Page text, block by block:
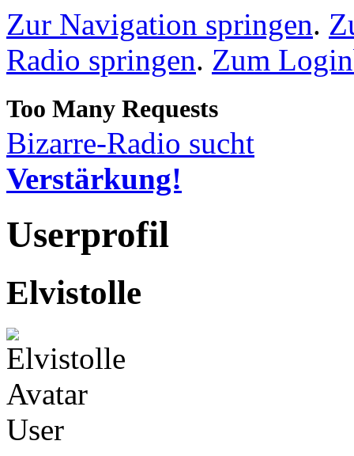
Zur Navigation springen.
Radio springen. Zum
Bizarre-Radio sucht
Verstärkung!
Userprofil
Elvistolle
User